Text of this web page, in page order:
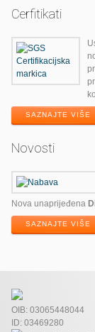
Cerfitikati
SAZNAJTE VIŠE
Novosti
Nova unaprijeđena
SAZNAJTE VIŠE
OIB: 03065448044
ID: 03469280